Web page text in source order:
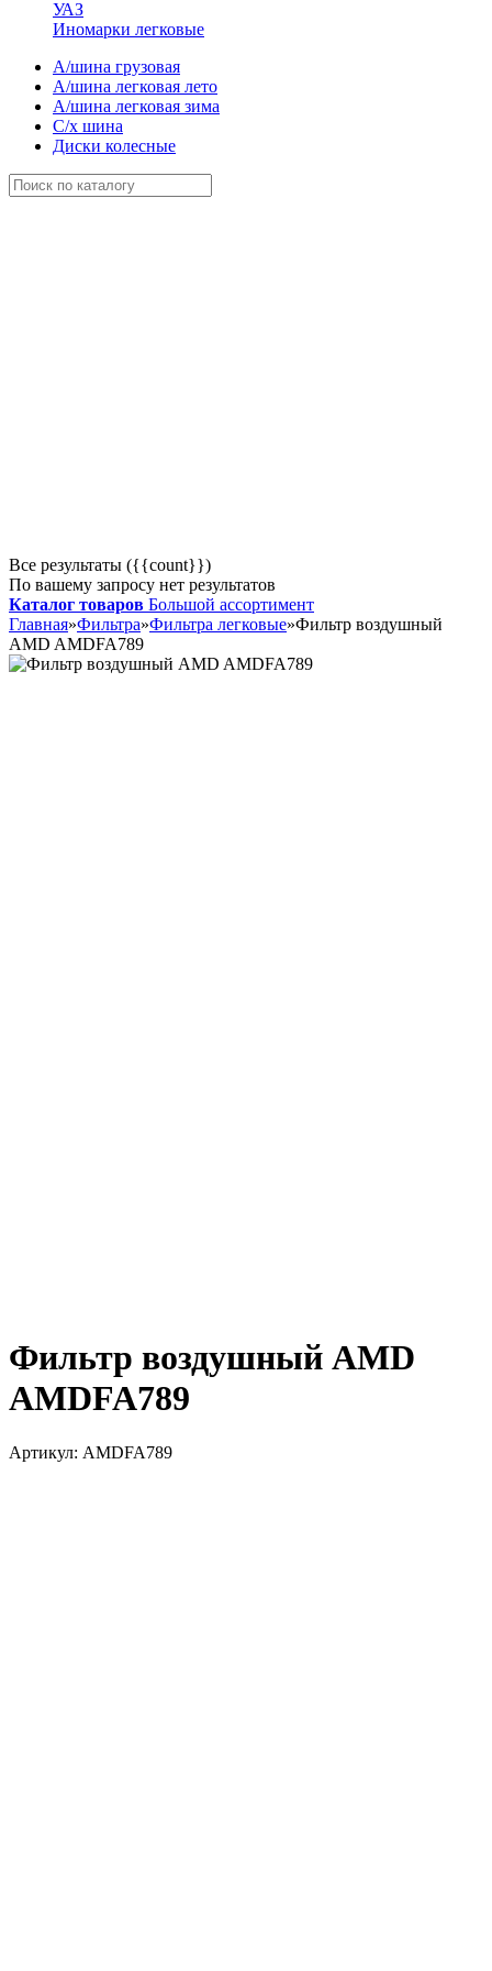
УАЗ
Иномарки легковые
А/шина грузовая
А/шина легковая лето
А/шина легковая зима
С/х шина
Диски колесные
Все результаты ({{count}})
По вашему запросу нет результатов
Каталог товаров Большой ассортимент
Главная»Фильтра»Фильтра легковые»Фильтр воздушный
AMD AMDFA789
Фильтр воздушный AMD
AMDFA789
Артикул: AMDFA789